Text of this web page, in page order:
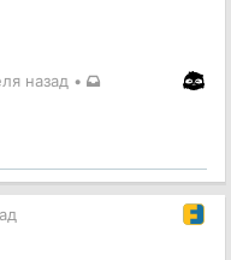
назад •